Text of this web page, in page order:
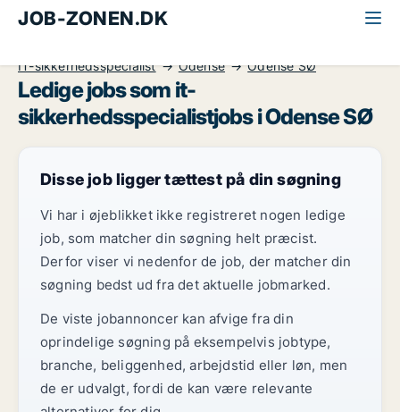
JOB-ZONEN.DK
IT-sikkerhedsspecialist
Odense Odense SØ
Ledige jobs som it-
sikkerhedsspecialistjobs i Odense SØ
Disse job ligger tættest på din søgning
Vi har i øjeblikket ikke registreret nogen ledige
job, som matcher din søgning helt præcist.
Derfor viser vi nedenfor de job, der matcher din
søgning bedst ud fra det aktuelle jobmarked.
De viste jobannoncer kan afvige fra din
oprindelige søgning på eksempelvis jobtype,
branche, beliggenhed, arbejdstid eller løn, men
de er udvalgt, fordi de kan være relevante